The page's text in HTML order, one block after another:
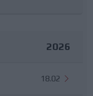
2026
18.02